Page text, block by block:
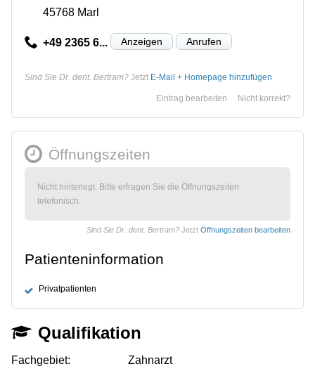
45768 Marl
+49 2365 6... Anzeigen Anrufen
Sind Sie Dr. dent. Bertram? Jetzt E-Mail + Homepage hinzufügen
Nicht korrekt?
Eintrag bearbeiten
Öffnungszeiten
Nicht hinterlegt. Bitte erfragen Sie die Öffnungszeiten
telefonisch.
Sind Sie Dr. dent. Bertram? Jetzt Öffnungszeiten bearbeiten
Patienteninformation
Privatpatienten
Qualifikation
Fachgebiet:
Zahnarzt